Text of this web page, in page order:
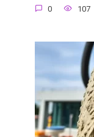
0 107